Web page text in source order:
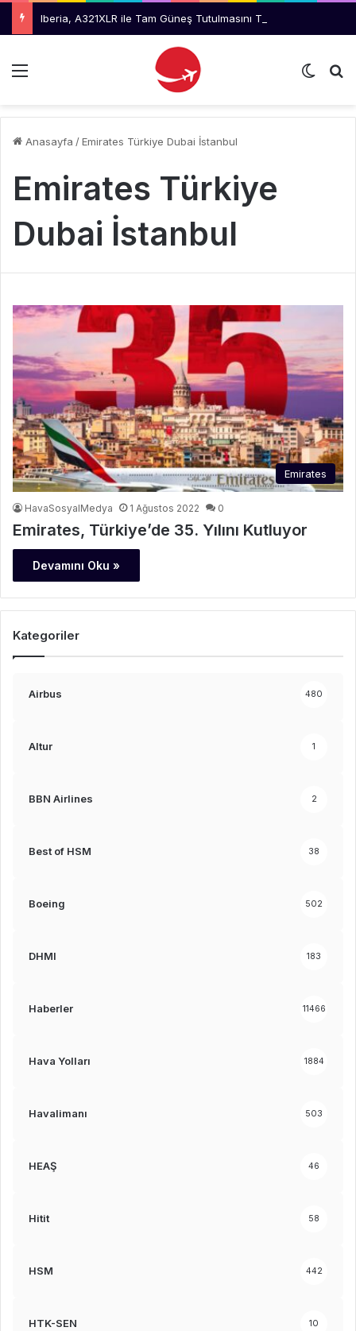
Iberia, A321XLR ile Tam Güneş Tutulmasını Takip Edecek
Menü Dış
Anasayfa /Emirates Türkiye Dubai İstanbul
Emirates Türkiye
Dubai İstanbul
Emirates
HavaSosyalMedya 1 Ağustos 2022 0
Emirates, Türkiye’de 35. Yılını Kutluyor
Devamını Oku »
Kategoriler
Airbus 480
Altur 1
BBN Airlines 2
Best of HSM 38
Boeing 502
DHMI 183
Haberler 11466
Hava Yolları 1884
Havalimanı 503
HEAŞ 46
Hitit 58
HSM 442
HTK-SEN 10